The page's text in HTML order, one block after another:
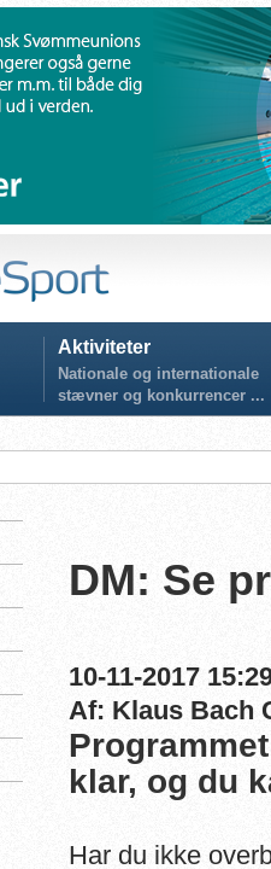
Aktiviteter
Nationale og internationale
stævner og konkurrencer ...
DM: Se
10-11-2017
Af: Klaus Bach
klar, og du
Har du ikke